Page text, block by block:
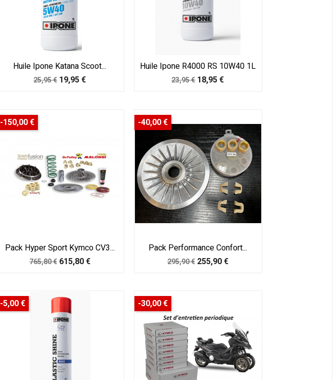
Huile Ipone Katana Scoot...
Prix
25,95 € Prix
19,95 €
Huile Ipone R4000 RS 10W40 1L
Prix
23,95 € Prix
18,95 €
Pack Hyper Sport Kymco CV3...
Prix
765,80 € Prix
615,80 €
-150,00 €
Pack Performance Confort...
Prix
295,90 € Prix
255,90 €
-40,00 €
-5,00 € -30,00 €